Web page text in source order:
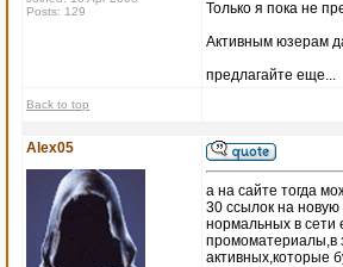
Posts: 129
Только я пока не
Активным юзерам
предлагайте еще...
Back to top
Alex05
а на сайте тогда
30 ссылок на новую
нормальных в сети
промоматериалы,в
активных,которые